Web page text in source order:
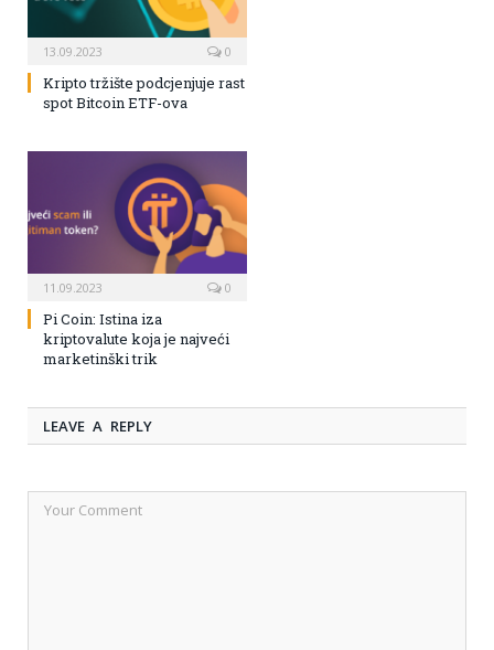
13.09.2023 0
Kripto tržište podcjenjuje rast
spot Bitcoin ETF-ova
11.09.2023 0
Pi Coin: Istina iza
kriptovalute koja je najveći
marketinški trik
LEAVE A REPLY